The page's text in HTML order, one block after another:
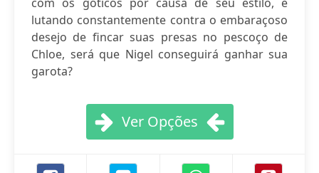
lutando constantemente contra o embaraçoso
desejo de fincar suas presas no pescoço de
Chloe, será que Nigel conseguirá ganhar sua
garota?
Ver Opções